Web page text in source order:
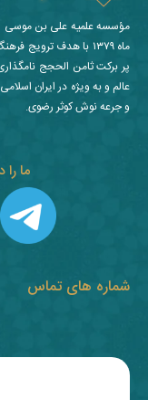
شماره های تماس
ما
مؤسسه علمیه علی بن موسی
ماه ۱۳۷۹ با هدف
پر برکت ثامن الحجج
عالم و به ویژه در ایران
و جرعه نوش کوثر رضوی.